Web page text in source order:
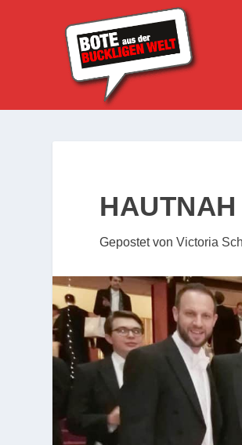
Gepostet vonVictoria